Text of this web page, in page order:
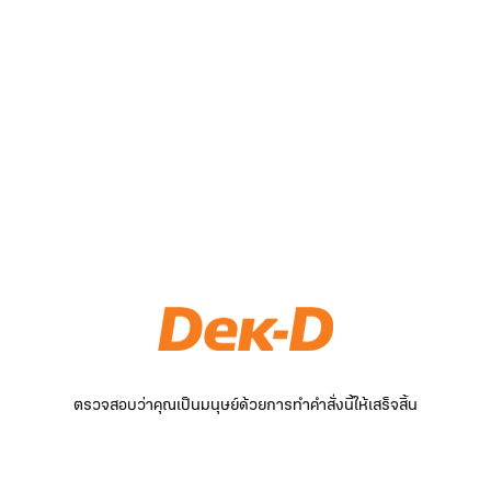
ตรวจสอบว่าคุณเป็นมนุษย์ด้วยการทำคำสั่งนี้ให้เสร็จสิ้น